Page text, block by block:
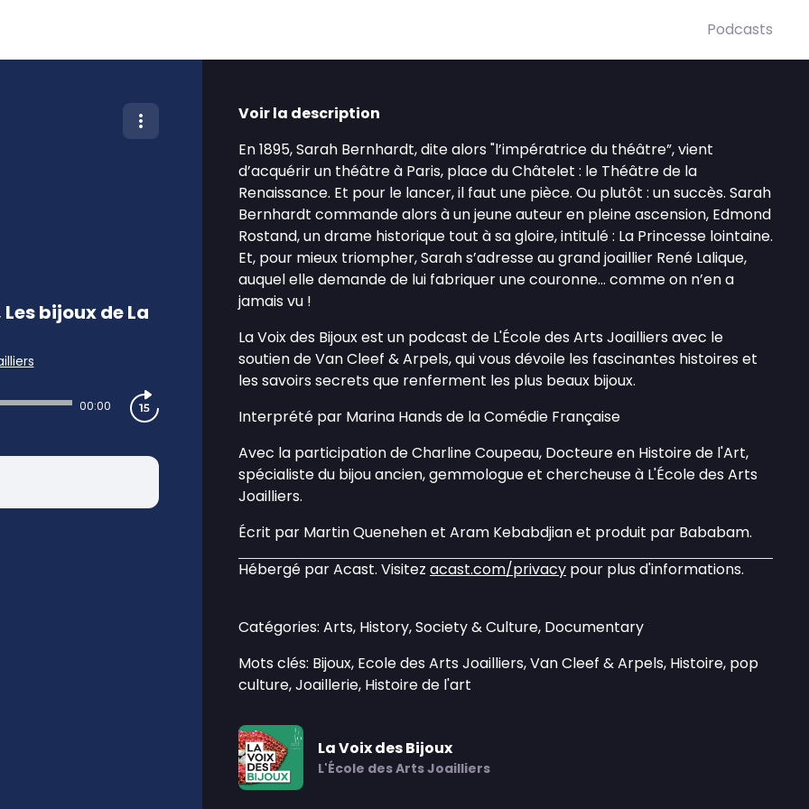
Podcasts
bijoux de La
00:00
Voir la description
En 1895, Sarah Bernhardt, dite alors "l’impératrice du théâtre”, vient
d’acquérir un théâtre à Paris, place du Châtelet : le Théâtre de la
Renaissance. Et pour le lancer, il faut une pièce. Ou plutôt : un succès. Sarah
Bernhardt commande alors à un jeune auteur en pleine ascension, Edmond
Rostand, un drame historique tout à sa gloire, intitulé : La Princesse lointaine.
Et, pour mieux triompher, Sarah s’adresse au grand joaillier René Lalique,
auquel elle demande de lui fabriquer une couronne… comme on n’en a
jamais vu !
La Voix des Bijoux est un podcast de L'École des Arts Joailliers avec le
soutien de Van Cleef & Arpels, qui vous dévoile les fascinantes histoires et
les savoirs secrets que renferment les plus beaux bijoux.
Interprété par Marina Hands de la Comédie Française
Avec la participation de Charline Coupeau, Docteure en Histoire de l'Art,
spécialiste du bijou ancien, gemmologue et chercheuse à L'École des Arts
Joailliers.
Écrit par Martin Quenehen et Aram Kebabdjian et produit par Bababam.
Hébergé par Acast. Visitez acast.com/privacy pour plus d'informations.
Catégories: Arts, History, Society & Culture, Documentary
Mots clés: Bijoux, Ecole des Arts Joailliers, Van Cleef & Arpels, Histoire, pop
culture, Joaillerie, Histoire de l'art
La Voix des Bijoux
L'École des Arts Joailliers